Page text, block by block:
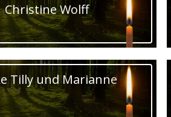
Christine Wolff
Tilly und Marianne